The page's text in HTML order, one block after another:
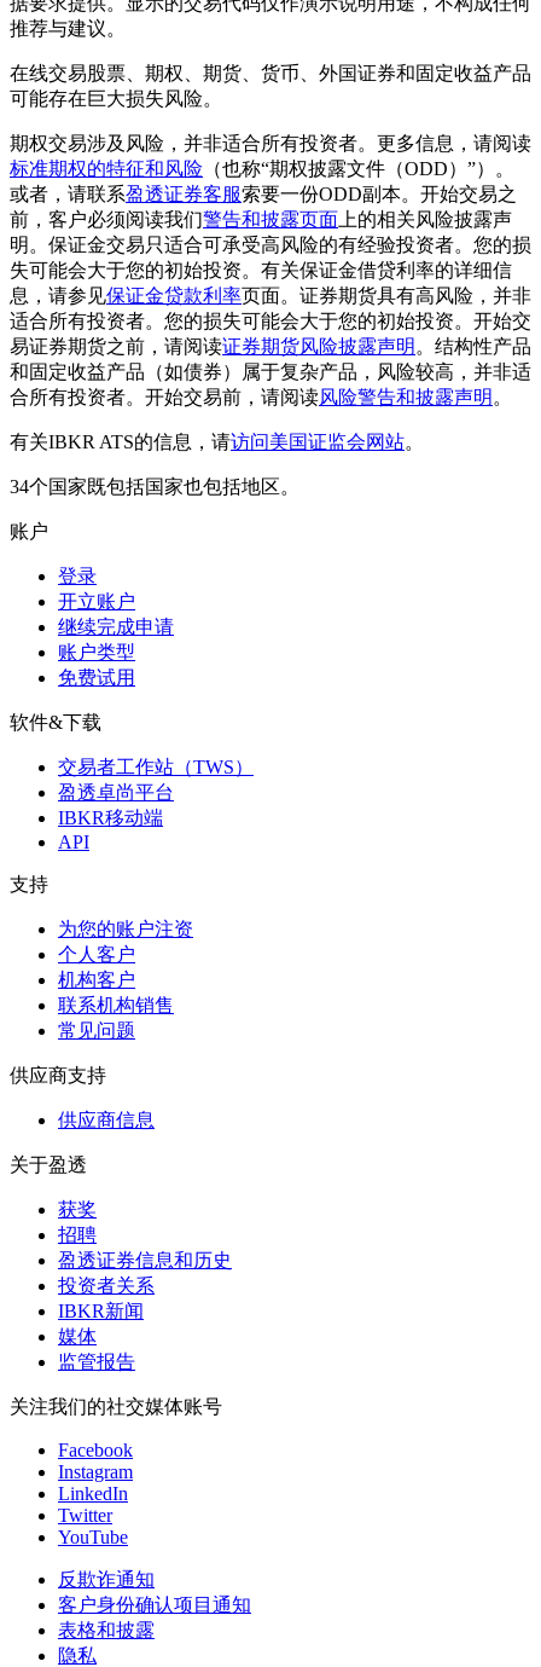
推荐与建议。
在线交易股票、期权、期货、货币、外国证券和固定收益产品
可能存在巨大损失风险。
期权交易涉及风险，并非适合所有投资者。更多信息，请阅读
标准期权的特征和风险 （也称“期权披露文件（ODD）”）。
或者，请联系盈透证券客服索要一份ODD副本。开始交易之
前，客户必须阅读我们警告和披露页面 上的相关风险披露声
明。保证金交易只适合可承受高风险的有经验投资者。您的损
失可能会大于您的初始投资。有关保证金借贷利率的详细信
息，请参见保证金贷款利率页面。证券期货具有高风险，并非
适合所有投资者。您的损失可能会大于您的初始投资。开始交
易证券期货之前，请阅读证券期货风险披露声明 。结构性产品
和固定收益产品（如债券）属于复杂产品，风险较高，并非适
合所有投资者。开始交易前，请阅读风险警告和披露声明 。
有关IBKR ATS的信息，请访问美国证监会网站。
34个国家既包括国家也包括地区。
账户
登录
开立账户
继续完成申请
账户类型
免费试用
软件&下载
交易者工作站（TWS）
盈透卓尚平台
IBKR移动端
API
支持
为您的账户注资
个人客户
机构客户
联系机构销售
常见问题
供应商支持
供应商信息
关于盈透
获奖
招聘
盈透证券信息和历史
投资者关系
IBKR新闻
媒体
监管报告
关注我们的社交媒体账号
Facebook
Instagram
LinkedIn
Twitter
YouTube
反欺诈通知
客户身份确认项目通知
表格和披露
隐私